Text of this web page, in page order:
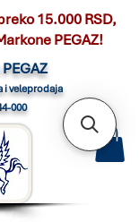
i veleprodaja
000
15.000 RSD,
PEGAZ!